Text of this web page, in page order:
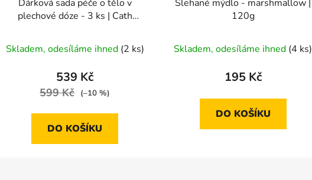
Dárková sada péče o tělo v
plechové dóze - 3 ks | Cath
Skladem, odesíláme ihned (2 ks)
539 Kč
599 Kč (–10 %)
DO KOŠÍKU
Šlehané mýdlo - marshmallow |
120g
hodnocení
produktu
5,0
z
Skladem, odesíláme ihned (4 ks)
195 Kč
DO KOŠÍKU